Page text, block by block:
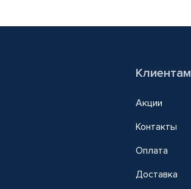
Клиентам
Акции
Контакты
Оплата
Доставка